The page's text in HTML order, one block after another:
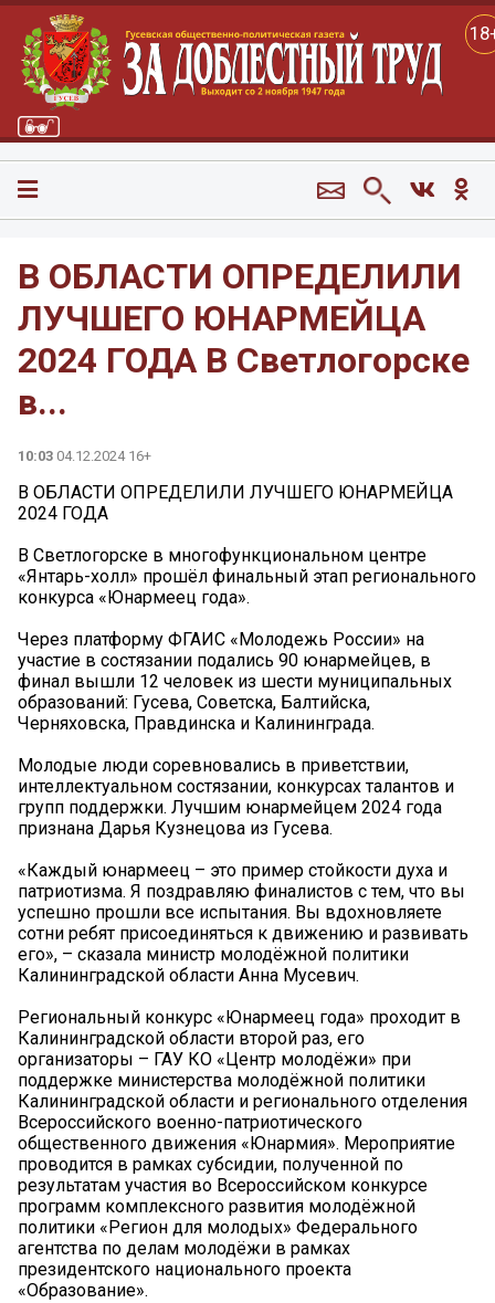
В ОБЛАСТИ ОПРЕДЕЛИЛИ
ЛУЧШЕГО ЮНАРМЕЙЦА
2024 ГОДА В Светлогорске
в...
10:03 04.12.2024 16+
В ОБЛАСТИ ОПРЕДЕЛИЛИ ЛУЧШЕГО ЮНАРМЕЙЦА
2024 ГОДА
В Светлогорске в многофункциональном центре
«Янтарь-холл» прошёл финальный этап регионального
конкурса «Юнармеец года».
Через платформу ФГАИС «Молодежь России» на
участие в состязании подались 90 юнармейцев, в
финал вышли 12 человек из шести муниципальных
образований: Гусева, Советска, Балтийска,
Черняховска, Правдинска и Калининграда.
Молодые люди соревновались в приветствии,
интеллектуальном состязании, конкурсах талантов и
групп поддержки. Лучшим юнармейцем 2024 года
признана Дарья Кузнецова из Гусева.
«Каждый юнармеец – это пример стойкости духа и
патриотизма. Я поздравляю финалистов с тем, что вы
успешно прошли все испытания. Вы вдохновляете
сотни ребят присоединяться к движению и развивать
его», – сказала министр молодёжной политики
Калининградской области Анна Мусевич.
Региональный конкурс «Юнармеец года» проходит в
Калининградской области второй раз, его
организаторы – ГАУ КО «Центр молодёжи» при
поддержке министерства молодёжной политики
Калининградской области и регионального отделения
Всероссийского военно-патриотического
общественного движения «Юнармия». Мероприятие
проводится в рамках субсидии, полученной по
результатам участия во Всероссийском конкурсе
программ комплексного развития молодёжной
политики «Регион для молодых» Федерального
агентства по делам молодёжи в рамках
президентского национального проекта
«Образование».